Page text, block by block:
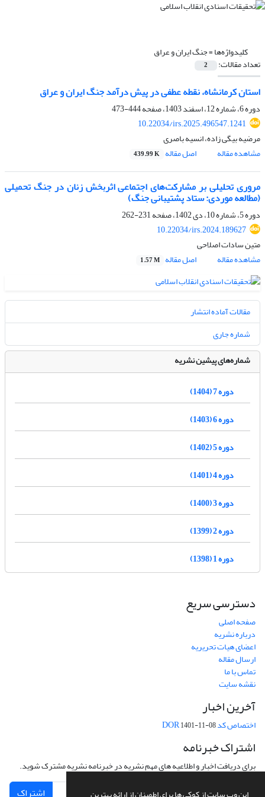
کلیدواژه‌ها =جنگ ایران و عراق
تعداد مقالات: 2
استان کرمانشاه، نقطه عطفی در پیش درآمد جنگ ایران و عراق
دوره 6، شماره 12، اسفند 1403، صفحه
444-473
10.22034/irs.2025.496547.1241
مرضیه بیگی زاده، انسیه باصری
مشاهده مقاله
اصل مقاله 439.99 K
مروری تحلیلی بر مشارکت‌های اجتماعی اثربخش زنان در جنگ تحمیلی
(مطالعه موردی: ستاد پشتیبانی جنگ)
دوره 5، شماره 10، دی 1402، صفحه
231-262
10.22034/irs.2024.189627
متین سادات اصلاحی
مشاهده مقاله
اصل مقاله 1.57 M
مقالات آماده انتشار
شماره جاری
شماره‌های پیشین نشریه
دوره 7 (1404)
دوره 6 (1403)
دوره 5 (1402)
دوره 4 (1401)
دوره 3 (1400)
دوره 2 (1399)
دوره 1 (1398)
دسترسی سریع
صفحه اصلی
درباره نشریه
اعضای هیات تحریریه
ارسال مقاله
تماس با ما
نقشه سایت
آخرین اخبار
اختصاص کد DOR1401-11-08
اشتراک خبرنامه
برای دریافت اخبار و اطلاعیه های مهم نشریه در خبرنامه نشریه مشترک شوید.
اشتراک